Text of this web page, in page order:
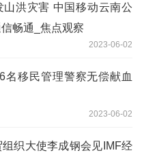
山洪灾害 中国移动云南公
畅通_焦点观察
2023-06-02
名移民管理警察无偿献血
2023-06-02
织大使李成钢会见IMF经